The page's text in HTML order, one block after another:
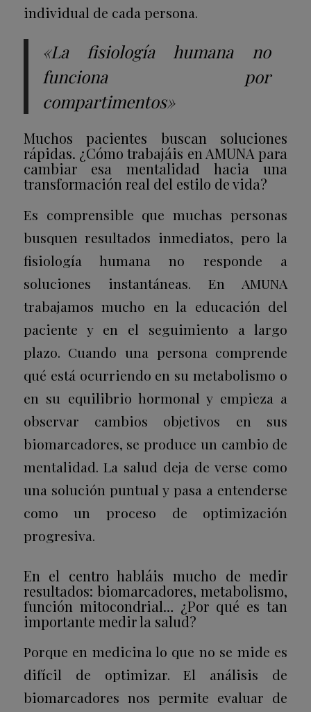
individual de cada persona.
«La fisiología humana no
funciona por
compartimentos»
Muchos pacientes buscan soluciones
rápidas. ¿Cómo trabajáis en AMUNA para
cambiar esa mentalidad hacia una
transformación real del estilo de vida?
Es comprensible que muchas personas
busquen resultados inmediatos, pero la
fisiología humana no responde a
soluciones instantáneas.En AMUNA
trabajamos mucho en la educación del
paciente y en el seguimiento a largo
plazo. Cuando una persona comprende
qué está ocurriendo en su metabolismo o
en su equilibrio hormonal y empieza a
observar cambios objetivos en sus
biomarcadores, se produce un cambio de
mentalidad. La salud deja de verse como
una solución puntual y pasa a entenderse
como un proceso de optimización
progresiva.
En el centro habláis mucho de medir
resultados: biomarcadores, metabolismo,
función mitocondrial… ¿Por qué es tan
importante medir la salud?
Porque en medicina lo que no se mide es
difícil de optimizar.El análisis de
biomarcadores nos permite evaluar de